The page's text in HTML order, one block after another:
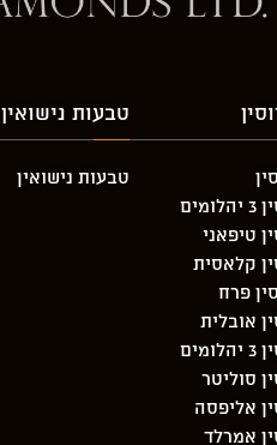
טיפאני
קלאסית
פרח
אובלית
סוליטר
אליפסה
אמרלד
טבעות נישואין
טבעות נישואין